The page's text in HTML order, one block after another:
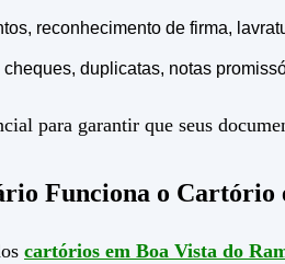
reconhecimento de firma,
cheques, duplicatas, notas
para garantir que seus
Funciona o Cartório
cartórios em Boa Vista do